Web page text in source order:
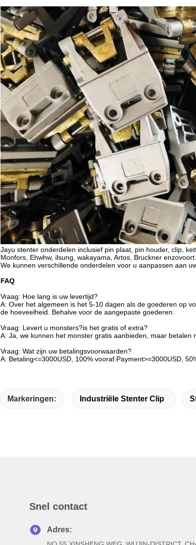
Jayu stenter onderdelen inclusief pin plaat, pin houder, clip,
Monfors, Ehwhw, ilsung, wakayama, Artos, Bruckner enzovoort.
We kunnen verschillende onderdelen voor u aanpassen aan
FAQ
Vraag: Hoe lang is uw levertijd?
A: Over het algemeen is het 5-10 dagen als de goederen op
de hoeveelheid. Behalve voor de aangepaste goederen.
Vraag: Levert u monsters?is het gratis of extra?
A: Ja, we kunnen het monster gratis aanbieden, maar betalen
Vraag: Wat zijn uw betalingsvoorwaarden?
A: Betaling<=3000USD, 100% vooraf.Payment>=3000USD,
Markeringen: Industriële Stenter Clip
Snel contact
Adres: